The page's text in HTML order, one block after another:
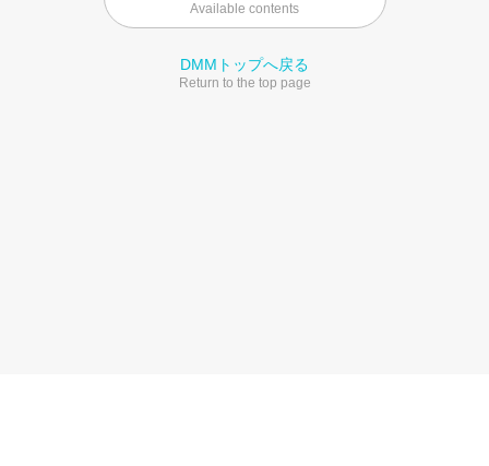
Available contents
DMMトップへ戻る
Return to the top page